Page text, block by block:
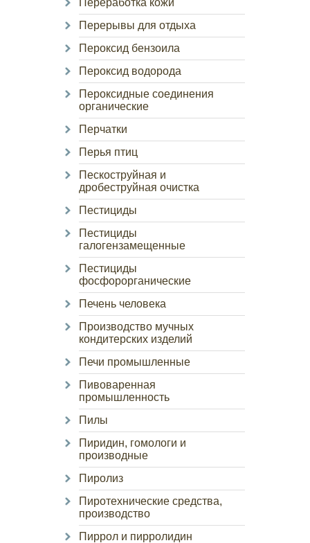
Переработка кожи
Перерывы для отдыха
Пероксид бензоила
Пероксид водорода
Пероксидные соединения
органические
Перчатки
Перья птиц
Пескоструйная и
дробеструйная очистка
Пестициды
Пестициды
галогензамещенные
Пестициды
фосфорорганические
Печень человека
Производство мучных
кондитерских изделий
Печи промышленные
Пивоваренная
промышленность
Пилы
Пиридин, гомологи и
производные
Пиролиз
Пиротехнические средства,
производство
Пиррол и пирролидин